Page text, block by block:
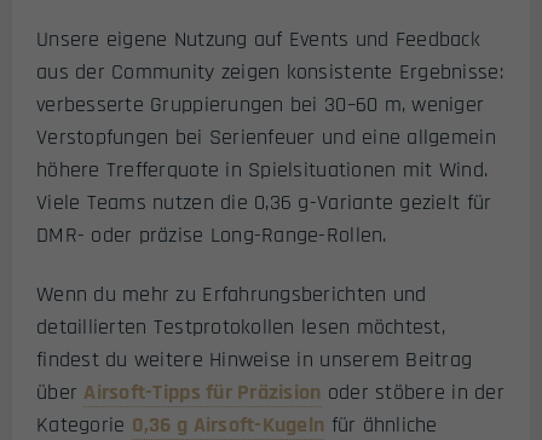
Unsere eigene Nutzung auf Events und Feedback
aus der Community zeigen konsistente Ergebnisse:
verbesserte Gruppierungen bei 30–60 m, weniger
Verstopfungen bei Serienfeuer und eine allgemein
höhere Trefferquote in Spielsituationen mit Wind.
Viele Teams nutzen die 0,36 g-Variante gezielt für
DMR- oder präzise Long-Range-Rollen.
Wenn du mehr zu Erfahrungsberichten und
detaillierten Testprotokollen lesen möchtest,
findest du weitere Hinweise in unserem Beitrag
über Airsoft-Tipps für Präzision oder stöbere in der
Kategorie 0,36 g Airsoft-Kugeln für ähnliche